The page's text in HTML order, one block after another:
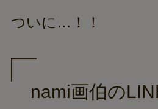
ついに…！！
nami画伯の